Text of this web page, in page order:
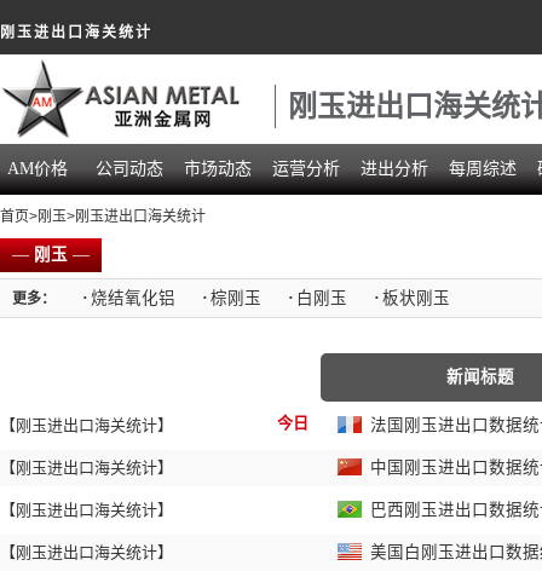
刚玉进出口海关统计
刚玉进出口海关统
AM价格 公司动态 市场动态 运营分析 进出分析 每周综述
首页>刚玉>刚玉进出口海关统计
—刚玉—
更多： · 烧结氧化铝 · 棕刚玉 · 白刚玉 · 板状刚玉
【刚玉进出口海关统计】 今日
【刚玉进出口海关统计】
【刚玉进出口海关统计】
【刚玉进出口海关统计】
新闻标题
法国刚玉进出口数据
中国刚玉进出口数据
巴西刚玉进出口数据
美国白刚玉进出口数